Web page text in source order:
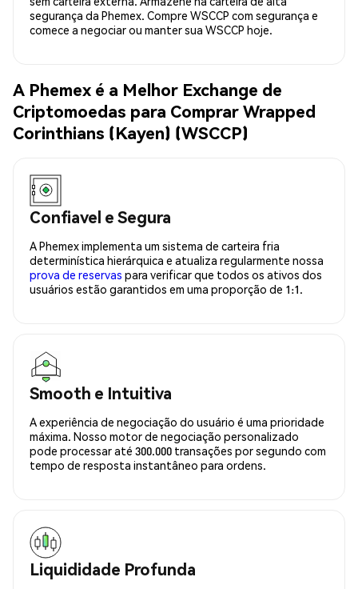
segurança da Phemex. Compre WSCCP com segurança e
comece a negociar ou manter sua WSCCP hoje.
A Phemex é a Melhor Exchange de
Criptomoedas para Comprar Wrapped
Corinthians (Kayen) (WSCCP)
Confiavel e Segura
A Phemex implementa um sistema de carteira fria
determinística hierárquica e atualiza regularmente nossa
prova de reservas para verificar que todos os ativos dos
usuários estão garantidos em uma proporção de 1:1.
Smooth e Intuitiva
A experiência de negociação do usuário é uma prioridade
máxima. Nosso motor de negociação personalizado
pode processar até 300.000 transações por segundo com
tempo de resposta instantâneo para ordens.
Liquididade Profunda